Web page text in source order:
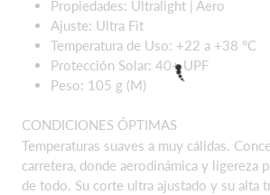
Propiedades: Ultralight | Aero
Ajuste: Ultra Fit
Temperatura de Uso: +22 a +38 ºC
Protección Solar: 40+ UPF
Peso: 105 g (M)
CONDICIONES ÓPTIMAS
Temperaturas suaves a muy cálidas.
carretera, donde aerodinámica y ligereza
de todo. Su corte ultra ajustado y su alta